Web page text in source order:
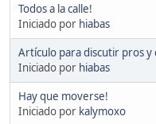
Todos a la calle!
Iniciado por hiabas
Artículo para discutir pros y
Iniciado por hiabas
Hay que moverse!
Iniciado por kalymoxo